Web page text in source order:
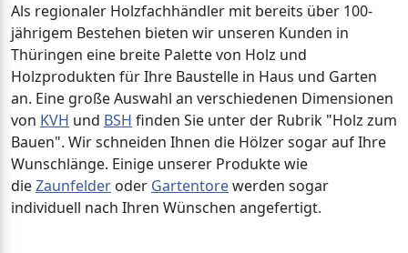
Als regionaler Holzfachhändler mit bereits über 100-
jährigem Bestehen bieten wir unseren Kunden in
Thüringen eine breite Palette von Holz und
Holzprodukten für Ihre Baustelle in Haus und Garten
an. Eine große Auswahl an verschiedenen Dimensionen
von KVH und BSH finden Sie unter der Rubrik "Holz zum
Bauen". Wir schneiden Ihnen die Hölzer sogar auf Ihre
Wunschlänge. Einige unserer Produkte wie
dieZaunfelder oder Gartentorewerden sogar
individuell nach Ihren Wünschen angefertigt.